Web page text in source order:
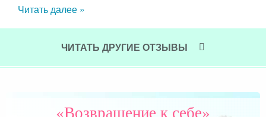
Читать далее »
ЧИТАТЬ ДРУГИЕ ОТЗЫВЫ
«Возвращение к себе»